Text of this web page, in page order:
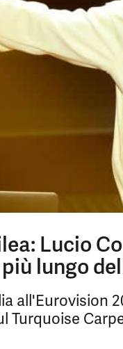
Lucio
lungo
all'Eurovision